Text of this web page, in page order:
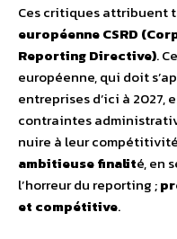
Ces critiques attribuent
européenne CSRD
Reporting Directive).
européenne, qui doit
entreprises d’ici à 2027,
contraintes
nuire à leur
ambitieuse finalité, en
l’horreur du reporting ;
et compétitive.